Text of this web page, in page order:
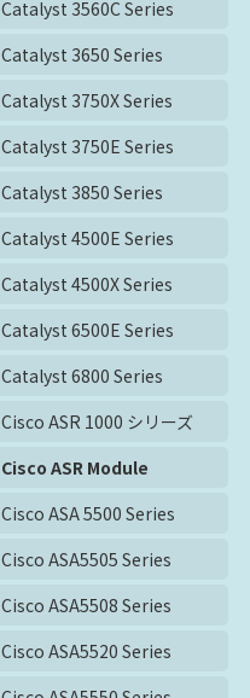
Catalyst 3560C Series
Catalyst 3650 Series
Catalyst 3750X Series
Catalyst 3750E Series
Catalyst 3850 Series
Catalyst 4500E Series
Catalyst 4500X Series
Catalyst 6500E Series
Catalyst 6800 Series
Cisco ASR 1000 シリーズ
Cisco ASR Module
Cisco ASA 5500 Series
Cisco ASA5505 Series
Cisco ASA5508 Series
Cisco ASA5520 Series